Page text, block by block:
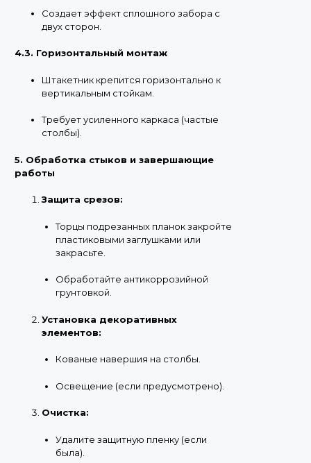
Создает эффект сплошного забора с
двух сторон.
4.3. Горизонтальный монтаж
Штакетник крепится горизонтально к
вертикальным стойкам.
Требует усиленного каркаса (частые
столбы).
5. Обработка стыков и завершающие
работы
Защита срезов:
Торцы подрезанных планок закройте
пластиковыми заглушками или
закрасьте.
Обработайте антикоррозийной
грунтовкой.
Установка декоративных
элементов:
Кованые навершия на столбы.
Освещение (если предусмотрено).
Очистка:
Удалите защитную пленку (если
была).